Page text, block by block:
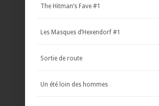
The Hitman’s Fave #1
Les Masques d’Hexendorf #1
Sortie de route
Un été loin des hommes